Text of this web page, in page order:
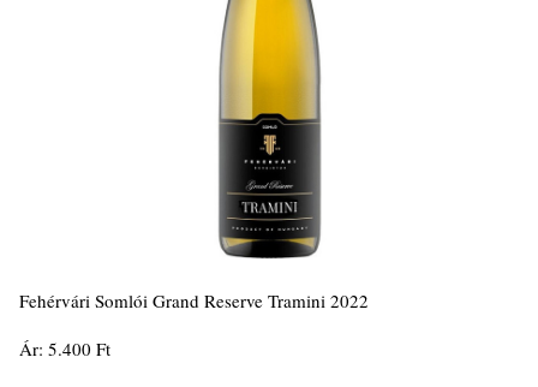
Fehérvári Somlói Grand Reserve Tramini 2022
Ár: 5.400 Ft